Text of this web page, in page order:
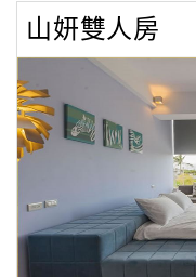
務
顧
客
滿
意
山妍雙人房